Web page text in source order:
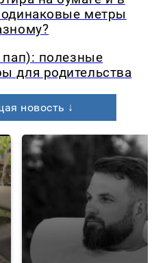
метры
полезные
для родительства
новость ↓